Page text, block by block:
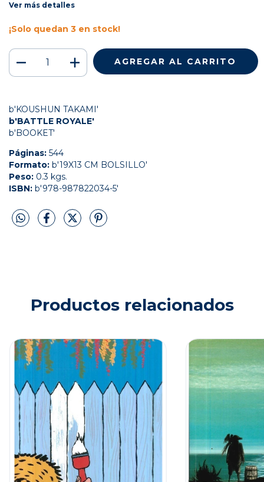
Ver más detalles
¡Solo quedan 3 en stock!
b'KOUSHUN TAKAMI'
b'BATTLE ROYALE'
b'BOOKET'
Páginas: 544
Formato: b'19X13 CM BOLSILLO'
Peso: 0.3 kgs.
ISBN: b'978-987822034-5'
Productos relacionados